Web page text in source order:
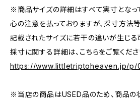
※商品サイズの詳細はすべて実寸となっ
心の注意を払っておりますが、採寸方法
記載されたサイズに若干の違いが生じる
採寸に関する詳細は、こちらをご覧くださ
https://www.littletriptoheaven.jp/p/
※当店の商品はUSED品のため、商品の